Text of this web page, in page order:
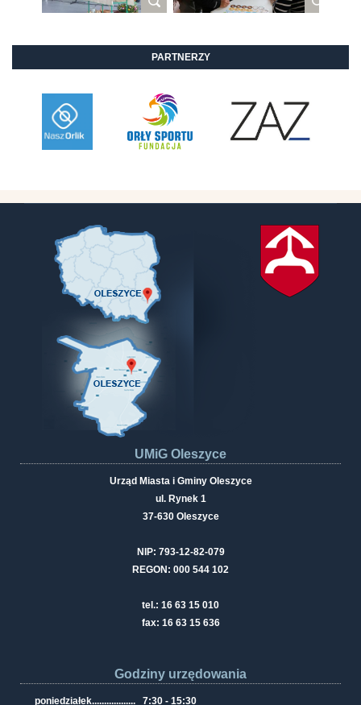
PARTNERZY
UMiG Oleszyce
Urząd Miasta i Gminy Oleszyce
ul. Rynek 1
37-630 Oleszyce
NIP: 793-12-82-079
REGON: 000 544 102
tel.: 16 63 15 010
fax: 16 63 15 636
Godziny urzędowania
poniedziałek..................
7:30 - 15:30